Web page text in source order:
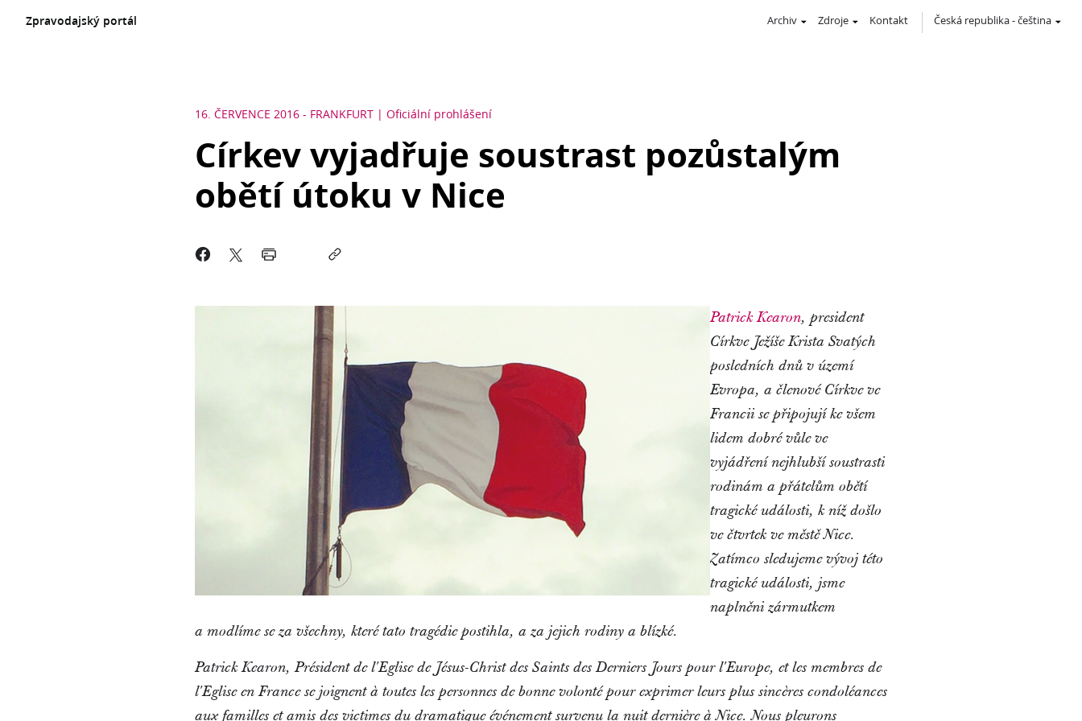
Zpravodajský portál Archiv Zdroje Kontakt Česká republika-čeština
16. ČERVENCE 2016 - FRANKFURT Oficiální prohlášení
Církev vyjadřuje soustrast pozůstalým
obětí útoku v Nice
Patrick Kearon, president
Církve Ježíše Krista Svatých
posledních dnů v území
Evropa, a členové Církve ve
Francii se připojují ke všem
lidem dobré vůle ve
vyjádření nejhlubší soustrasti
rodinám a přátelům obětí
tragické události, k níž došlo
ve čtvrtek ve městě Nice.
Zatímco sledujeme vývoj této
tragické události, jsme
naplněni zármutkem
a modlíme se za všechny, které tato tragédie postihla, a za jejich rodiny a blízké.
Patrick Kearon, Président de l'Eglise de Jésus-Christ des Saints des Derniers Jours pour l'Europe, et les membres de
l'Eglise en France se joignent à toutes les personnes de bonne volonté pour exprimer leurs plus sincères condoléances
aux familles et amis des victimes du dramatique événement survenu la nuit dernière à Nice. Nous pleurons